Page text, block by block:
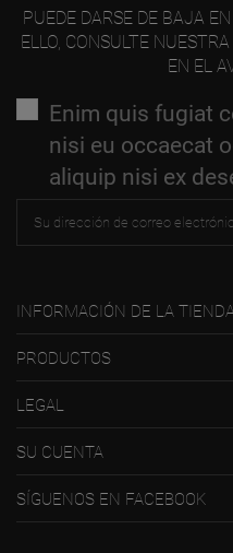
PUEDE DARSE DE BAJA
ELLO, CONSULTE
EN EL
Enim quis fugiat
nisi eu occaecat
aliquip nisi ex
INFORMACIÓN DE LA
PRODUCTOS
LEGAL
SU CUENTA
SÍGUENOS EN FACEBOOK